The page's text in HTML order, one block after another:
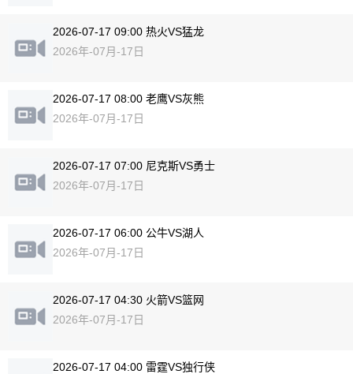
2026-07-17 09:00 热火VS猛龙
2026年-07月-17日
2026-07-17 08:00 老鹰VS灰熊
2026年-07月-17日
2026-07-17 07:00 尼克斯VS勇士
2026年-07月-17日
2026-07-17 06:00 公牛VS湖人
2026年-07月-17日
2026-07-17 04:30 火箭VS篮网
2026年-07月-17日
2026-07-17 04:00 雷霆VS独行侠